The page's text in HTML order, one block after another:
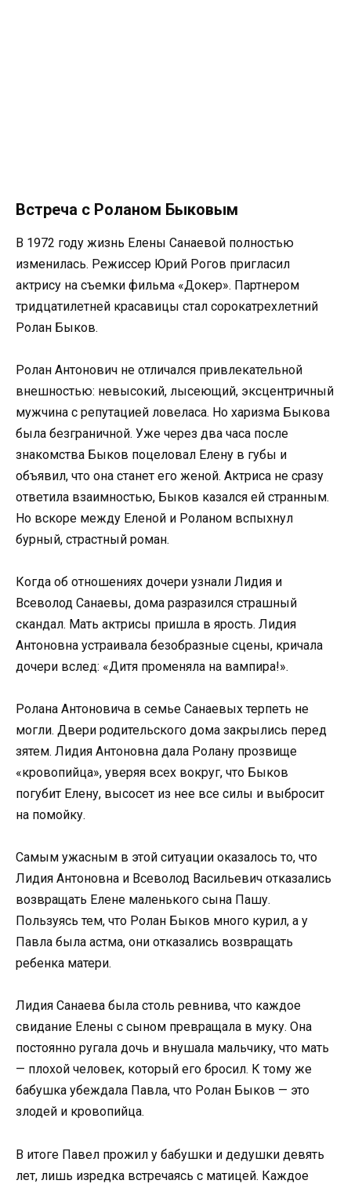
Встреча с Роланом Быковым
В 1972 году жизнь Елены Санаевой полностью
изменилась. Режиссер Юрий Рогов пригласил
актрису на съемки фильма «Докер». Партнером
тридцатилетней красавицы стал сорокатрехлетний
Ролан Быков.
Ролан Антонович не отличался привлекательной
внешностью: невысокий, лысеющий, эксцентричный
мужчина с репутацией ловеласа. Но харизма Быкова
была безграничной. Уже через два часа после
знакомства Быков поцеловал Елену в губы и
объявил, что она станет его женой. Актриса не сразу
ответила взаимностью, Быков казался ей странным.
Но вскоре между Еленой и Роланом вспыхнул
бурный, страстный роман.
Когда об отношениях дочери узнали Лидия и
Всеволод Санаевы, дома разразился страшный
скандал. Мать актрисы пришла в ярость. Лидия
Антоновна устраивала безобразные сцены, кричала
дочери вслед: «Дитя променяла на вампира!».
Ролана Антоновича в семье Санаевых терпеть не
могли. Двери родительского дома закрылись перед
зятем. Лидия Антоновна дала Ролану прозвище
«кровопийца», уверяя всех вокруг, что Быков
погубит Елену, высосет из нее все силы и выбросит
на помойку.
Самым ужасным в этой ситуации оказалось то, что
Лидия Антоновна и Всеволод Васильевич отказались
возвращать Елене маленького сына Пашу.
Пользуясь тем, что Ролан Быков много курил, а у
Павла была астма, они отказались возвращать
ребенка матери.
Лидия Санаева была столь ревнива, что каждое
свидание Елены с сыном превращала в муку. Она
постоянно ругала дочь и внушала мальчику, что мать
— плохой человек, который его бросил. К тому же
бабушка убеждала Павла, что Ролан Быков — это
злодей и кровопийца.
В итоге Павел прожил у бабушки и дедушки девять
лет, лишь изредка встречаясь с матицей. Каждое